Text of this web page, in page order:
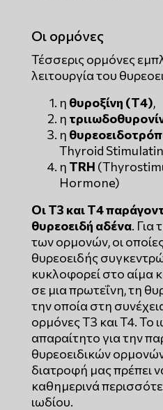
Οι ορμόνες
Τέσσερις ορμόνες
λειτουργία του
η θυροξίνη (Τ4),
η
η
Thyroid
η TRH
Hormone)
Οι Τ3 και Τ4
θυρεοειδή αδένα. Για
των ορμονών, οι
θυρεοειδής
κυκλοφορεί στο αίμα
σε μια πρωτεΐνη, τη
την οποία στη
ορμόνες Τ3 και Τ4. Το
απαραίτητο για την
θυρεοειδικών
διατροφή μας πρέπει
καθημερινά
ιωδίου.